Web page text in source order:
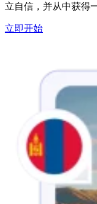
立自信，并从中获得
立即开始